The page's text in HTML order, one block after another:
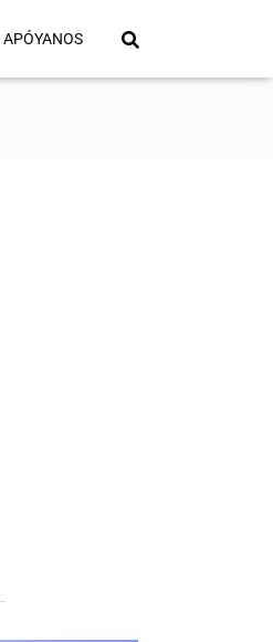
APÓYANOS